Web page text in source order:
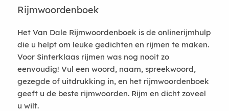
Rijmwoordenboek
Het Van Dale Rijmwoordenboek is de onlinerijmhulp
die u helpt om leuke gedichten en rijmen te maken.
Voor Sinterklaas rijmen was nog nooit zo
eenvoudig! Vul een woord, naam, spreekwoord,
gezegde of uitdrukking in, en het rijmwoordenboek
geeft u de beste rijmwoorden. Rijm en dicht zoveel
u wilt.